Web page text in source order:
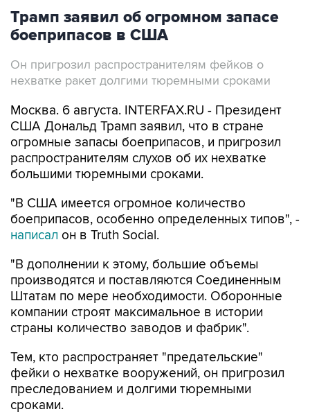
Трамп заявил об огромном запасе
боеприпасов в США
Он пригрозил распространителям фейков о
нехватке ракет долгими тюремными сроками
Москва. 6 августа. INTERFAX.RU - Президент
США Дональд Трамп заявил, что в стране
огромные запасы боеприпасов, и пригрозил
распространителям слухов об их нехватке
большими тюремными сроками.
"В США имеется огромное количество
боеприпасов, особенно определенных типов", -
написал он в Truth Social.
"В дополнении к этому, большие объемы
производятся и поставляются Соединенным
Штатам по мере необходимости. Оборонные
компании строят максимальное в истории
страны количество заводов и фабрик".
Тем, кто распространяет "предательские"
фейки о нехватке вооружений, он пригрозил
преследованием и долгими тюремными
сроками.